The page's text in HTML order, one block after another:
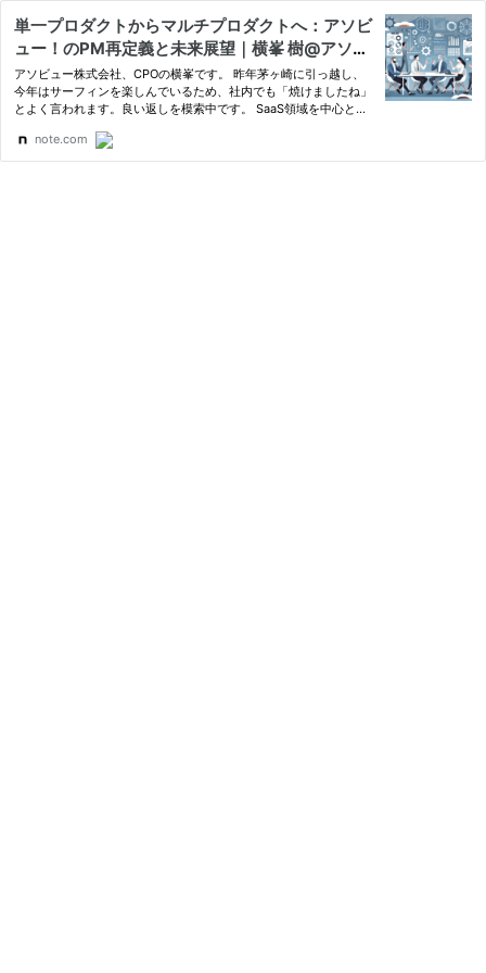
単一プロダクトからマルチプロダクトへ：アソビ
ュー！のPM再定義と未来展望｜横峯 樹@アソビ
ュー株式会社CPO
アソビュー株式会社、CPOの横峯です。 昨年茅ヶ崎に引っ越し、
今年はサーフィンを楽しんでいるため、社内でも「焼けましたね」
とよく言われます。良い返しを模索中です。 SaaS領域を中心とし
広がりを見せていると思います。 これまで弊社は、ひとつのプロ…
note.com